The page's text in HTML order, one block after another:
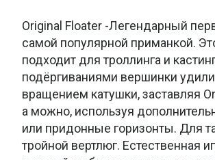
Original Floater -Легендарный
самой популярной приманкой.
подходит для троллинга и
подёргиваниями вершинки
вращением катушки, заставляя
а можно, используя
или придонные горизонты. Для
тройной вертлюг. Естественная